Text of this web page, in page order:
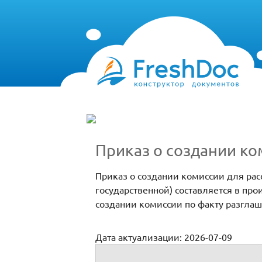
Приказ о создании
Приказ о создании комиссии для
государственной) составляется в
создании комиссии по факту
Дата актуализации: 2026-07-09